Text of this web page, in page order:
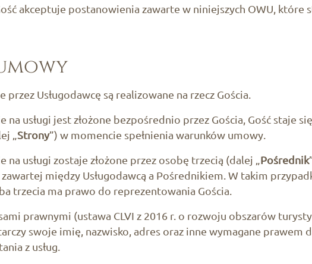
akceptuje postanowienia zawarte w niniejszych OWU,
przez Usługodawcę są realizowane na rzecz Gościa.
na usługi jest złożone bezpośrednio przez Gościa, Gość staje
„ Strony”) w momencie spełnienia warunków umowy.
na usługi zostaje złożone przez osobę trzecią (dalej „ Pośrednik
między Usługodawcą a Pośrednikiem. W takim
trzecia ma prawo do reprezentowania Gościa.
prawnymi (ustawa CLVI z 2016 r. o rozwoju obszarów
swoje imię, nazwisko, adres oraz inne wymagane
z usług.